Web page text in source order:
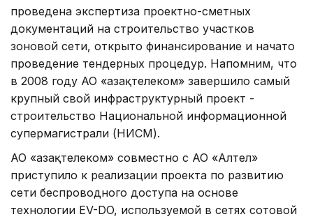
проведена экспертиза проектно-сметных
документаций на строительство участков
зоновой сети, открыто финансирование и начато
проведение тендерных процедур. Напомним, что
в 2008 году АО «Қазақтелеком» завершило самый
крупный свой инфраструктурный проект -
строительство Национальной информационной
супермагистрали (НИСМ).
АО «Қазақтелеком» совместно с АО «Алтел»
приступило к реализации проекта по развитию
сети беспроводного доступа на основе
технологии EV-DO, используемой в сетях сотовой